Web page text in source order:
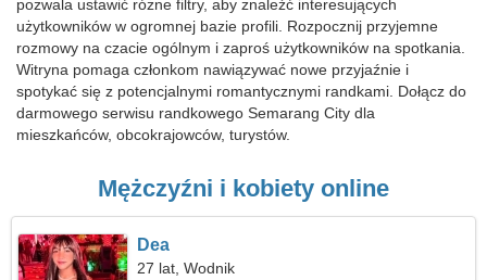
pozwala ustawić różne filtry, aby znaleźć interesujących
użytkowników w ogromnej bazie profili. Rozpocznij przyjemne
rozmowy na czacie ogólnym i zaproś użytkowników na spotkania.
Witryna pomaga członkom nawiązywać nowe przyjaźnie i
spotykać się z potencjalnymi romantycznymi randkami. Dołącz do
darmowego serwisu randkowego Semarang City dla
mieszkańców, obcokrajowców, turystów.
Mężczyźni i kobiety online
Dea
27 lat, Wodnik